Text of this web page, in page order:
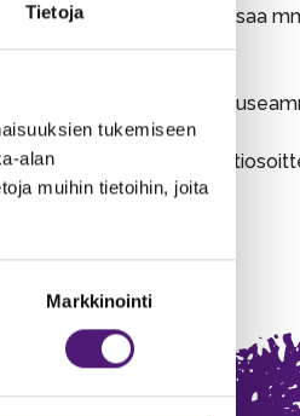
Tietoja
tukemiseen
alan
muihin tietoihin, joita
Markkinointi
Seteleillä ei voi maksaa
Voit ostaa
ilmoittamaan